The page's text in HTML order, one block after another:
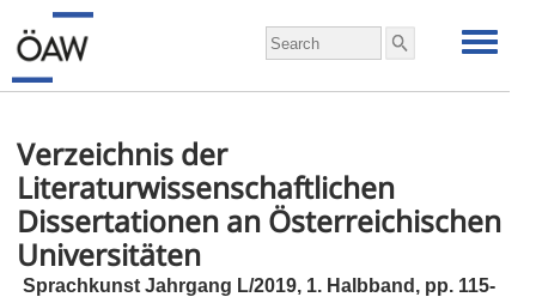
Verzeichnis der
Literaturwissenschaftlichen
Dissertationen an Österreichischen
Universitäten
Sprachkunst Jahrgang L/2019, 1. Halbband, pp. 115-